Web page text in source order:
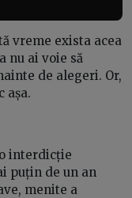
vreme exista acea
nu ai voie să
de alegeri. Or,
așa.
interdicție
puțin de un an
menite a